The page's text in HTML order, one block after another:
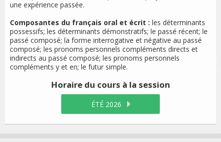
une expérience passée.
Composantes du français oral et écrit : les déterminants
possessifs; les déterminants démonstratifs; le passé récent; le
passé composé; la forme interrogative et négative au passé
composé; les pronoms personnels compléments directs et
indirects au passé composé; les pronoms personnels
compléments y et en; le futur simple.
Horaire du cours à la session
ÉTÉ 2026